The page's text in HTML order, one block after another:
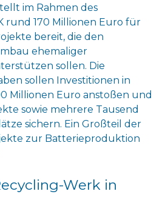
im Rahmen des
rund 170 Millionen Euro für
bereit, die den
ehemaliger
sollen. Die
sollen Investitionen in
Millionen Euro anstoßen und
sowie mehrere Tausend
sichern. Ein Großteil der
zur Batterieproduktion
Werk in